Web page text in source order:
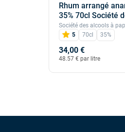
Rhum arrangé
35% 70cl Société
Société des alcools à
5
70cl 35%
34,00 €
48.57 € par litre